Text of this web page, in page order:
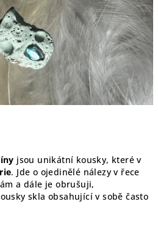
jsou unikátní kousky, které v
. Jde o ojedinělé nálezy v řece
a dále je obrušuji,
skla obsahující v sobě často